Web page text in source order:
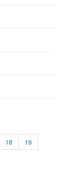
18 19